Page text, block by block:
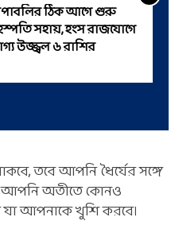
ঠিক আগে গুরু
সহায়, হংস রাজযোগে
উজ্জ্বল ৬ রাশির
তবে আপনি ধৈর্যের সঙ্গে
আপনি অতীতে কোনও
আপনাকে খুশি করবে।